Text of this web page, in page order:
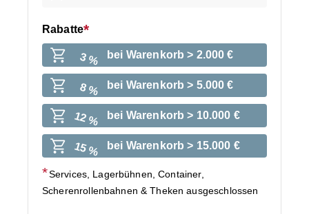
Rabatte
3 % bei Warenkorb > 2.000 €
8 % bei Warenkorb > 5.000 €
12 % bei Warenkorb > 10.000 €
15 % bei Warenkorb > 15.000 €
Services, Lagerbühnen, Container,
Scherenrollenbahnen & Theken ausgeschlossen